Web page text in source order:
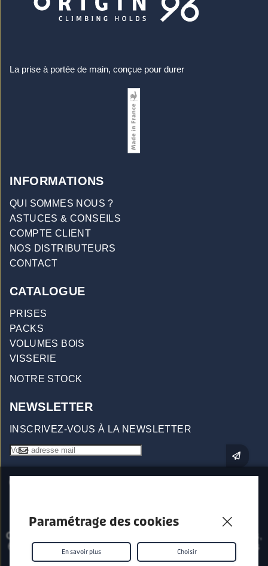
La prise à portée de main, conçue pour durer
INFORMATIONS
QUI SOMMES NOUS ?
ASTUCES & CONSEILS
COMPTE CLIENT
NOS DISTRIBUTEURS
CONTACT
CATALOGUE
PRISES
PACKS
VOLUMES BOIS
VISSERIE
NOTRE STOCK
NEWSLETTER
INSCRIVEZ-VOUS À LA NEWSLETTER
Origin96 - Prises d'escalade
557 Impasse Les Saillants,
69380 Chessy Les Mines - © 2026 - Tous droits réservés
Paramétrage des cookies
En savoir plus Choisir